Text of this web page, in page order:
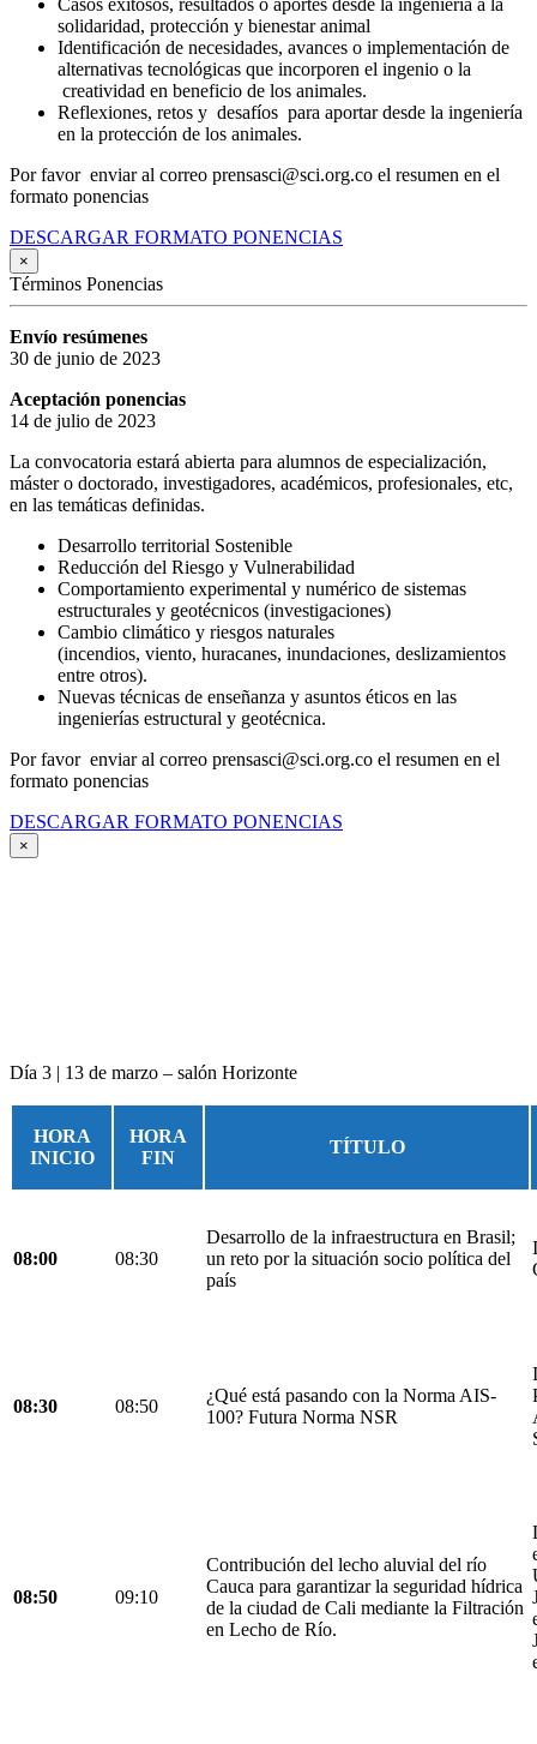
Casos exitosos, resultados o aportes desde la ingeniería a la
solidaridad, protección y bienestar animal
Identificación de necesidades, avances o implementación de
alternativas tecnológicas que incorporen el ingenio o la
creatividad en beneficio de los animales.
Reflexiones, retos y desafíos para aportar desde la ingeniería
en la protección de los animales.
Por favor enviar al correo prensasci@sci.org.co el resumen en el
formato ponencias
DESCARGAR FORMATO PONENCIAS
×
Términos Ponencias
Envío resúmenes
30 de junio de 2023
Aceptación ponencias
14 de julio de 2023
La convocatoria estará abierta para alumnos de especialización,
máster o doctorado, investigadores, académicos, profesionales, etc,
en las temáticas definidas.
Desarrollo territorial Sostenible
Reducción del Riesgo y Vulnerabilidad
Comportamiento experimental y numérico de sistemas
estructurales y geotécnicos (investigaciones)
Cambio climático y riesgos naturales
(incendios, viento, huracanes, inundaciones, deslizamientos
entre otros).
Nuevas técnicas de enseñanza y asuntos éticos en las
ingenierías estructural y geotécnica.
Por favor enviar al correo prensasci@sci.org.co el resumen en el
formato ponencias
DESCARGAR FORMATO PONENCIAS
×
Día 3 | 13 de marzo – salón Horizonte
HORA
INICIO
HORA
FIN
TÍTULO
08:00 08:30
Desarrollo de la infraestructura en Brasil;
un reto por la situación socio política del
país
08:30 08:50
¿Qué está pasando con la Norma AIS-
100? Futura Norma NSR
08:50 09:10
Contribución del lecho aluvial del río
Cauca para garantizar la seguridad hídrica
de la ciudad de Cali mediante la Filtración
en Lecho de Río.